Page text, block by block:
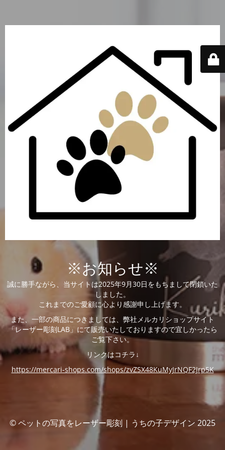
※お知らせ※
誠に勝手ながら、当サイトは2025年9月30日をもちまして閉鎖いた
しました。
これまでのご愛顧に心より感謝申し上げます。
また、一部の商品につきましては、弊社メルカリショップサイト
「レーザー彫刻LAB」にて販売いたしておりますので宜しかったら
ご覧下さい。
リンクはコチラ↓
https://mercari-shops.com/shops/zvZSX48KuMyJrNQF2Jrp5K
© ペットの写真をレーザー彫刻 | うちの子デザイン 2025